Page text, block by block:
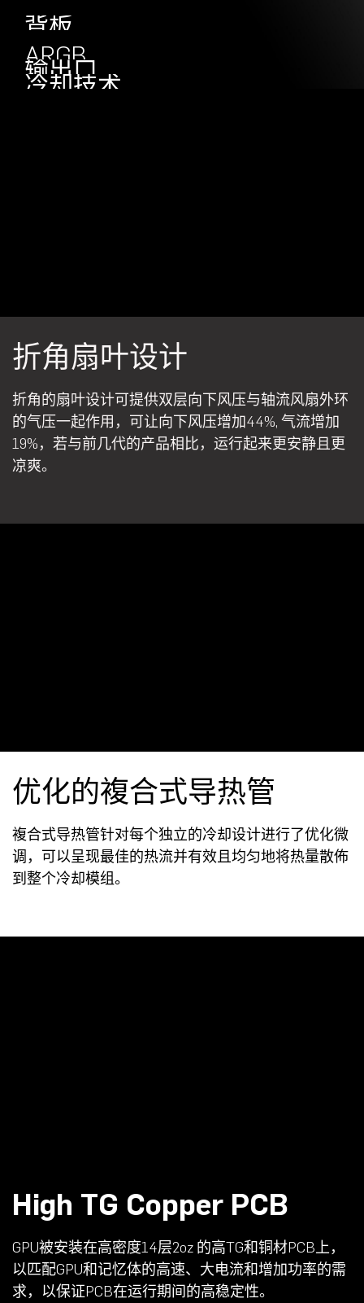
背板
Engineered
ARGB
输出口
冷却技术
折角扇叶设计
折角的扇叶设计可提供双层向下风压与轴流风扇外环
的气压一起作用，可让向下风压增加44%, 气流增加
19%，若与前几代的产品相比，运行起来更安静且更
凉爽。
优化的複合式导热管
複合式导热管针对每个独立的冷却设计进行了优化微
调，可以呈现最佳的热流并有效且均匀地将热量散佈
到整个冷却模组。
High TG Copper PCB
GPU被安装在高密度14层2oz 的高TG和铜材PCB上，
以匹配GPU和记忆体的高速、大电流和增加功率的需
求，以保证PCB在运行期间的高稳定性。